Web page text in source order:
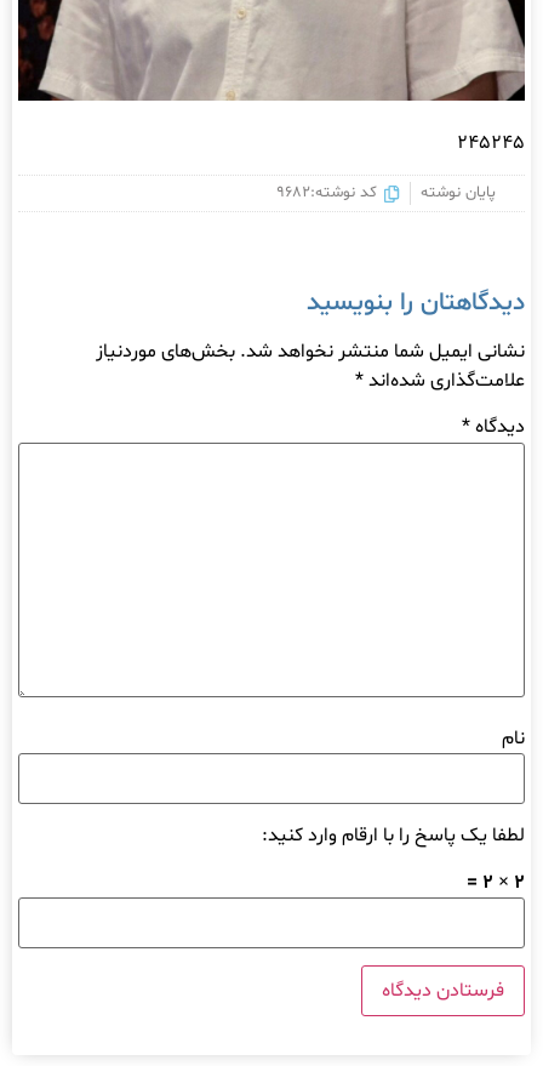
۲۴۵۲۴۵
پایان نوشته کد نوشته:9682
دیدگاهتان را بنویسید
نشانی ایمیل شما منتشر نخواهد شد. بخش‌های موردنیاز
علامت‌گذاری شده‌اند*
دیدگاه*
نام
لطفا یک پاسخ را با ارقام وارد کنید:
2 × 2 =